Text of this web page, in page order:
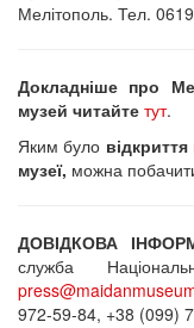
Мелітополь. Тел.
Докладніше про
музей читайте тут.
Яким було
музеї, можна
ДОВІДКОВА
служба
972-59-84, +38 (099)